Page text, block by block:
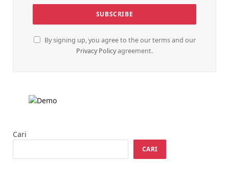
By signing up, you agree to the our terms and our
Privacy Policyagreement.
Cari
CARI